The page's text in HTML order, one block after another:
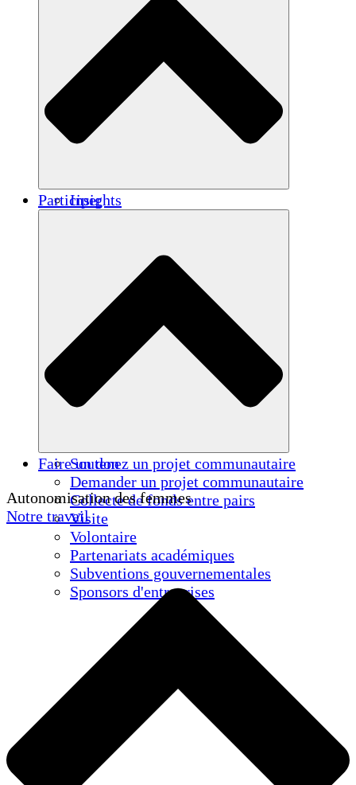
Autonomisation des femmes
Jeunes et étudiants
Préservation et dialogue culturels
Renforcement
Crédits carbone
Insights
Participer
Soutenez un projet communautaire
Demander un projet communautaire
Collecte de fonds entre pairs
Visite
Volontaire
Partenariats académiques
Subventions gouvernementales
Sponsors d'entreprises
Faire un don
Autonomisation des femmes
Notre travail